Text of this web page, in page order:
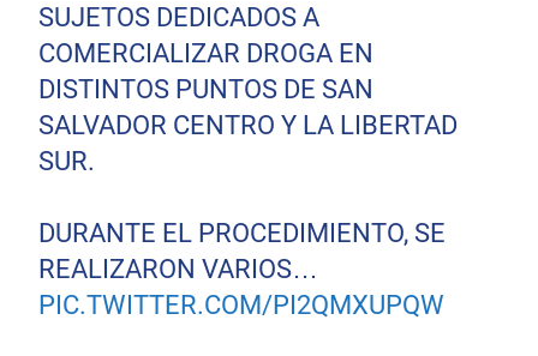
SUJETOS DEDICADOS A
COMERCIALIZAR DROGA EN
DISTINTOS PUNTOS DE SAN
SALVADOR CENTRO Y LA LIBERTAD
SUR.
DURANTE EL PROCEDIMIENTO, SE
REALIZARON VARIOS…
PIC.TWITTER.COM/PI2QMXUPQW